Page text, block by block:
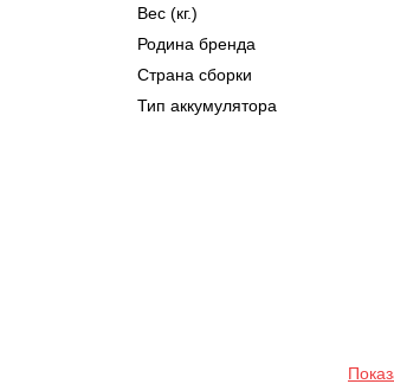
Вес (кг.)
Родина бренда
Страна сборки
Тип аккумулятора